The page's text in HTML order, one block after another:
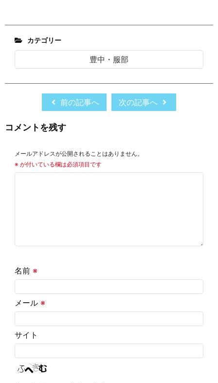
カテゴリー
豊中・服部
前の記事へ 次の記事へ
コメントを残す
メールアドレスが公開されることはありません。
※ が付いている欄は必須項目です
名前 ※
メール ※
サイト